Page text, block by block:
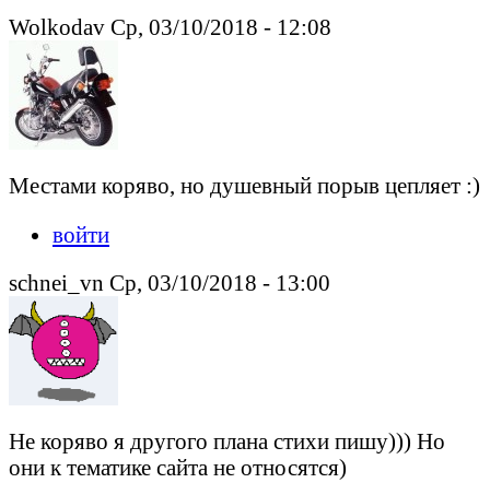
Wolkodav Ср, 03/10/2018 - 12:08
Местами коряво, но душевный порыв цепляет :)
войти
schnei_vn Ср, 03/10/2018 - 13:00
Не коряво я другого плана стихи пишу))) Но
они к тематике сайта не относятся)